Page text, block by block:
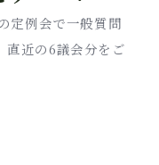
定例会で一般質問
直近の6議会分をご